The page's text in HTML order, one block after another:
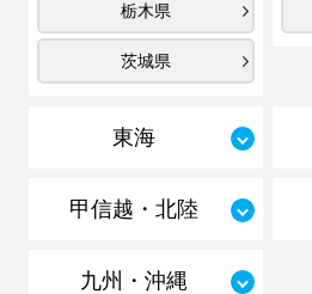
栃木県
茨城県
東海
甲信越・北陸
九州・沖縄